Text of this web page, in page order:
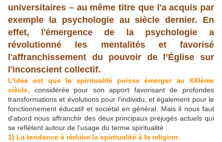
universitaires – au même titre que l'a acquis par
exemple la psychologie au siècle dernier. En
effet, l'émergence de la psychologie a
révolutionné les mentalités et favorisé
l'affranchissement du pouvoir de l’Église sur
l'inconscient collectif.
L'idée est que la spiritualité puisse émerger au XXIème
siècle , considérée pour son apport favorisant de profondes
transformations et évolutions pour l'individu, et également pour le
fonctionnement éducatif et sociétal en général. Mais il nous faut
d'abord nous affranchir des deux principaux préjugés actuels qui
se reflètent autour de l'usage du terme spiritualité :
1) La tendance à réduire la spiritualité à la religion.